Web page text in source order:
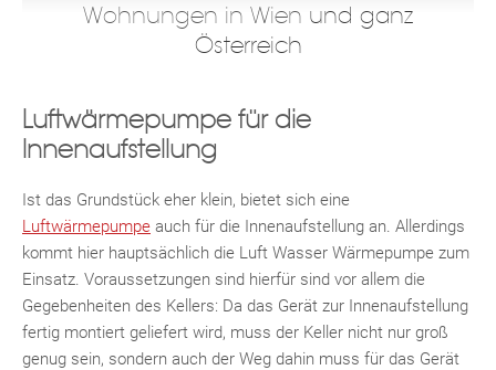
Wohnungen in Wien und ganz
Österreich
Luftwärmepumpe für die
Innenaufstellung
Ist das Grundstück eher klein, bietet sich eine
Luftwärmepumpe auch für die Innenaufstellung an. Allerdings
kommt hier hauptsächlich die Luft Wasser Wärmepumpe zum
Einsatz. Voraussetzungen sind hierfür sind vor allem die
Gegebenheiten des Kellers: Da das Gerät zur Innenaufstellung
fertig montiert geliefert wird, muss der Keller nicht nur groß
genug sein, sondern auch der Weg dahin muss für das Gerät